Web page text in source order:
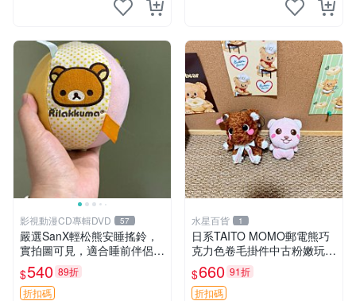
影視動漫CD專輯DVD 57
嚴選SanX輕松熊安睡搖鈴，
實拍圖可見，適合睡前伴侶，
Picks安撫好物 0325 懸吊 電
腦
$540 89折
折扣碼
水星百貨 1
日系TAITO MOMO郵電熊巧
克力色卷毛掛件中古粉嫩玩偶
微瑕推薦 postpet momo 郵
電熊 中古玩偶
$660 91折
折扣碼